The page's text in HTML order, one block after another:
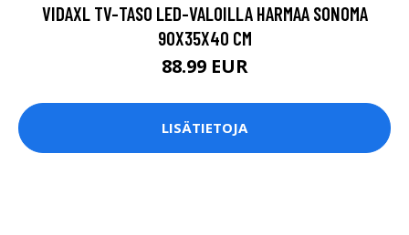
VIDAXL TV-TASO LED-VALOILLA HARMAA SONOMA
90X35X40 CM
88.99 EUR
LISÄTIETOJA